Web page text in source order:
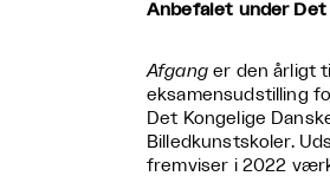
Anbefalet under Det
Afganger den årligt
eksamensudstilling
Det Kongelige
Billedkunstskoler.
fremviser i 2022